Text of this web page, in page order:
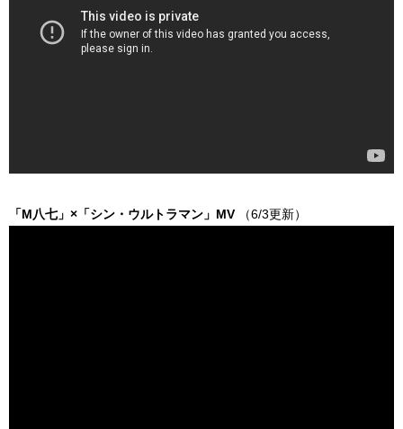
「M八七」×「シン・ウルトラマン」MV （6/3更新）